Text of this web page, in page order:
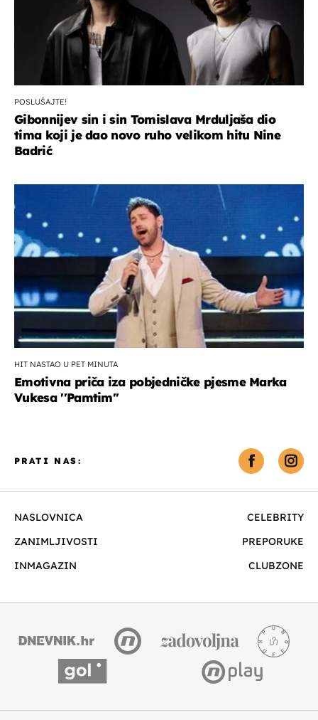
POSLUŠAJTE!
Gibonnijev sin i sin Tomislava Mrduljaša dio
tima koji je dao novo ruho velikom hitu Nine
Badrić
HIT NASTAO U PET MINUTA
Emotivna priča iza pobjedničke pjesme Marka
Vukesa ''Pamtim''
NASLOVNICA
CELEBRITY
ZANIMLJIVOSTI
PREPORUKE
INMAGAZIN
CLUBZONE
PRATI NAS: